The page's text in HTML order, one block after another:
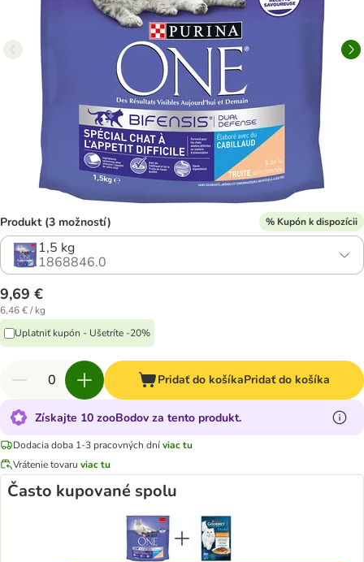
Produkt (3 možností) % Kupón k dispozícii
1,5 kg
1868846.0
9,69 €
6,46 € / kg
Uplatniť kupón - Ušetríte -20%
Pridať do košíkaPridať do košíka
Získajte 10 zooBodov za tento produkt.
Dodacia doba 1-3 pracovných dníviac tu
Vrátenie tovaru viac tu
Často kupované spolu